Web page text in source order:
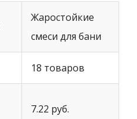
Жаростойкие
смеси для бани
18 товаров
7.22 руб.